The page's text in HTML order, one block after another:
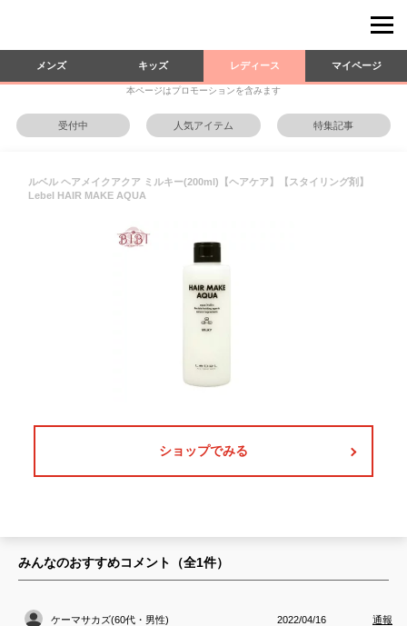
メンズ キッズ レディース マイページ
本ページはプロモーションを含みます
受付中 人気アイテム 特集記事
ルベル ヘアメイクアクア ミルキー(200ml)【ヘアケア】【スタイリング剤】
Lebel HAIR MAKE AQUA
ショップでみる
みんなのおすすめコメント（全1件）
ケーマサカズ(60代・男性) 2022/04/16 通報